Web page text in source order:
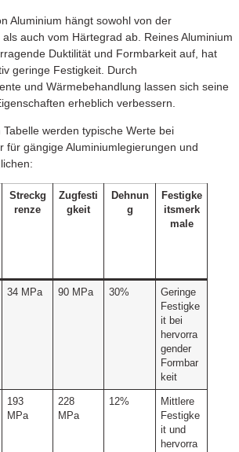
Aluminium hängt sowohl von der
auch vom Härtegrad ab. Reines Aluminium
Duktilität und Formbarkeit auf, hat
geringe Festigkeit. Durch
und Wärmebehandlung lassen sich seine
erheblich verbessern.
werden typische Werte bei
für gängige Aluminiumlegierungen und
Streckg
renze
Zugfesti
gkeit
Dehnun
g
Festigke
itsmerk
male
34 MPa 90 MPa 30%
Geringe
Festigke
it bei
hervorra
gender
Formbar
keit
193
MPa
228
MPa
12%
Mittlere
Festigke
it und
hervorra